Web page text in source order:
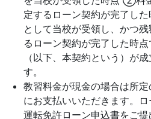
定するローン契約が完了し
として当校が受領し、かつ
るローン契約が完了した時
（以下、本契約という）が
す。
教習料金が現金の場合は所
にお支払いいただきます。
運転免許ローン申込書をご